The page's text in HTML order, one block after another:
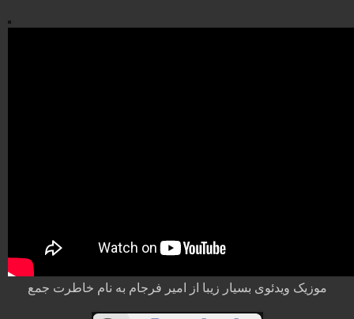
موزیک ویدئوی بسیار زیبا از امیر فرجام به نام خاطرت جمع